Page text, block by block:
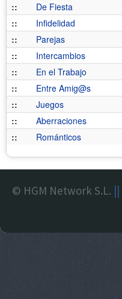
::
De Fiesta
::
Infidelidad
::
Parejas
::
Intercambios
::
En el Trabajo
::
Entre Amig@s
::
Juegos
::
Aberraciones
::
Románticos
© HGM Network S.L. ||